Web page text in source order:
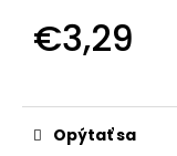
€3,29
Opýtať sa